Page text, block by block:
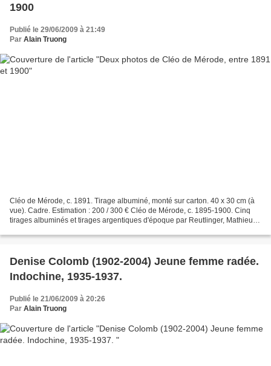
1900
Publié le 29/06/2009 à 21:49
Par Alain Truong
Cléo de Mérode, c. 1891. Tirage albuminé, monté sur carton. 40 x 30 cm (à
vue). Cadre. Estimation : 200 / 300 € Cléo de Mérode, c. 1895-1900. Cinq
tirages albuminés et tirages argentiques d'époque par Reutlinger, Mathieu-
Denise Colomb (1902-2004) Jeune femme radée.
Indochine, 1935-1937.
Publié le 21/06/2009 à 20:26
Par Alain Truong